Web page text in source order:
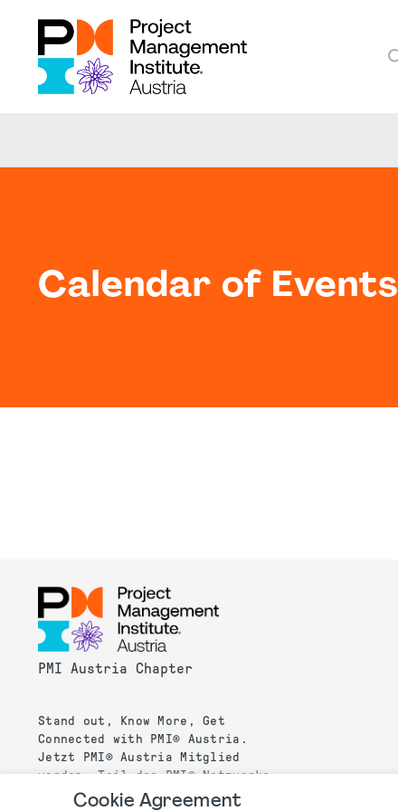
Calendar of Events
PMI Austria Chapter
Stand out, Know More, Get
Connected with PMI® Austria.
Jetzt PMI® Austria Mitglied
werden, Teil des PMI® Netzwerks
werden und von zahlreichen
Cookie Agreement